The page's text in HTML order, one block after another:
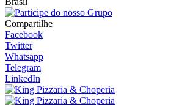
Compartilhe
Facebook
Twitter
Whatsapp
Telegram
LinkedIn